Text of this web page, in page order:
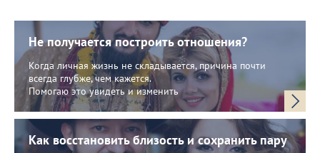
Не получается построить отношения?
Когда личная жизнь не складывается, причина почти
всегда глубже, чем кажется.
Помогаю это увидеть и изменить
Как восстановить близость и сохранить пару